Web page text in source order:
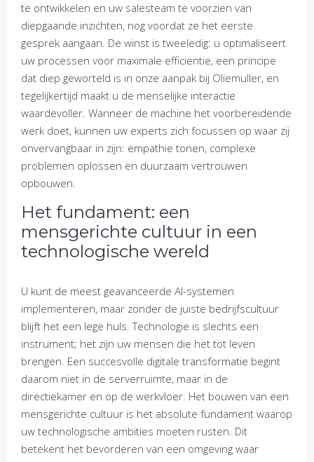
te ontwikkelen en uw salesteam te voorzien van
diepgaande inzichten, nog voordat ze het eerste
gesprek aangaan. De winst is tweeledig: u optimaliseert
uw processen voor maximale efficiëntie, een principe
dat diep geworteld is in onze aanpak bij Oliemuller, en
tegelijkertijd maakt u de menselijke interactie
waardevoller. Wanneer de machine het voorbereidende
werk doet, kunnen uw experts zich focussen op waar zij
onvervangbaar in zijn: empathie tonen, complexe
problemen oplossen en duurzaam vertrouwen
opbouwen.
Het fundament: een
mensgerichte cultuur in een
technologische wereld
U kunt de meest geavanceerde AI-systemen
implementeren, maar zonder de juiste bedrijfscultuur
blijft het een lege huls. Technologie is slechts een
instrument; het zijn uw mensen die het tot leven
brengen. Een succesvolle digitale transformatie begint
daarom niet in de serverruimte, maar in de
directiekamer en op de werkvloer. Het bouwen van een
mensgerichte cultuur is het absolute fundament waarop
uw technologische ambities moeten rusten. Dit
betekent het bevorderen van een omgeving waar